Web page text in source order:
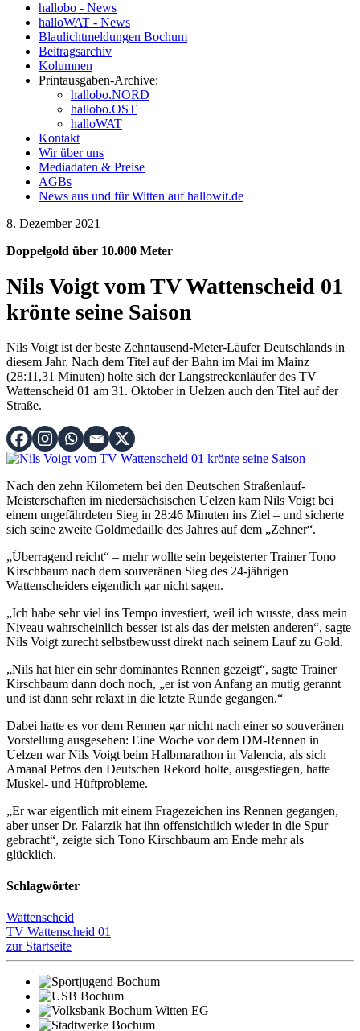
hallobo - News
halloWAT - News
Blaulichtmeldungen Bochum
Beitragsarchiv
Kolumnen
Printausgaben-Archive:
hallobo.NORD
hallobo.OST
halloWAT
Kontakt
Wir über uns
Mediadaten & Preise
AGBs
News aus und für Witten auf hallowit.de
8. Dezember 2021
Doppelgold über 10.000 Meter
Nils Voigt vom TV Wattenscheid 01
krönte seine Saison
Nils Voigt ist der beste Zehntausend-Meter-Läufer Deutschlands in
diesem Jahr. Nach dem Titel auf der Bahn im Mai im Mainz
(28:11,31 Minuten) holte sich der Langstreckenläufer des TV
Wattenscheid 01 am 31. Oktober in Uelzen auch den Titel auf der
Straße.
Nach den zehn Kilometern bei den Deutschen Straßenlauf-
Meisterschaften im niedersächsischen Uelzen kam Nils Voigt bei
einem ungefährdeten Sieg in 28:46 Minuten ins Ziel – und sicherte
sich seine zweite Goldmedaille des Jahres auf dem „Zehner“.
„Überragend reicht“ – mehr wollte sein begeisterter Trainer Tono
Kirschbaum nach dem souveränen Sieg des 24-jährigen
Wattenscheiders eigentlich gar nicht sagen.
„Ich habe sehr viel ins Tempo investiert, weil ich wusste, dass mein
Niveau wahrscheinlich besser ist als das der meisten anderen“, sagte
Nils Voigt zurecht selbstbewusst direkt nach seinem Lauf zu Gold.
„Nils hat hier ein sehr dominantes Rennen gezeigt“, sagte Trainer
Kirschbaum dann doch noch, „er ist von Anfang an mutig gerannt
und ist dann sehr relaxt in die letzte Runde gegangen.“
Dabei hatte es vor dem Rennen gar nicht nach einer so souveränen
Vorstellung ausgesehen: Eine Woche vor dem DM-Rennen in
Uelzen war Nils Voigt beim Halbmarathon in Valencia, als sich
Amanal Petros den Deutschen Rekord holte, ausgestiegen, hatte
Muskel- und Hüftprobleme.
„Er war eigentlich mit einem Fragezeichen ins Rennen gegangen,
aber unser Dr. Falarzik hat ihn offensichtlich wieder in die Spur
gebracht“, zeigte sich Tono Kirschbaum am Ende mehr als
glücklich.
Schlagwörter
Wattenscheid
TV Wattenscheid 01
zur Startseite